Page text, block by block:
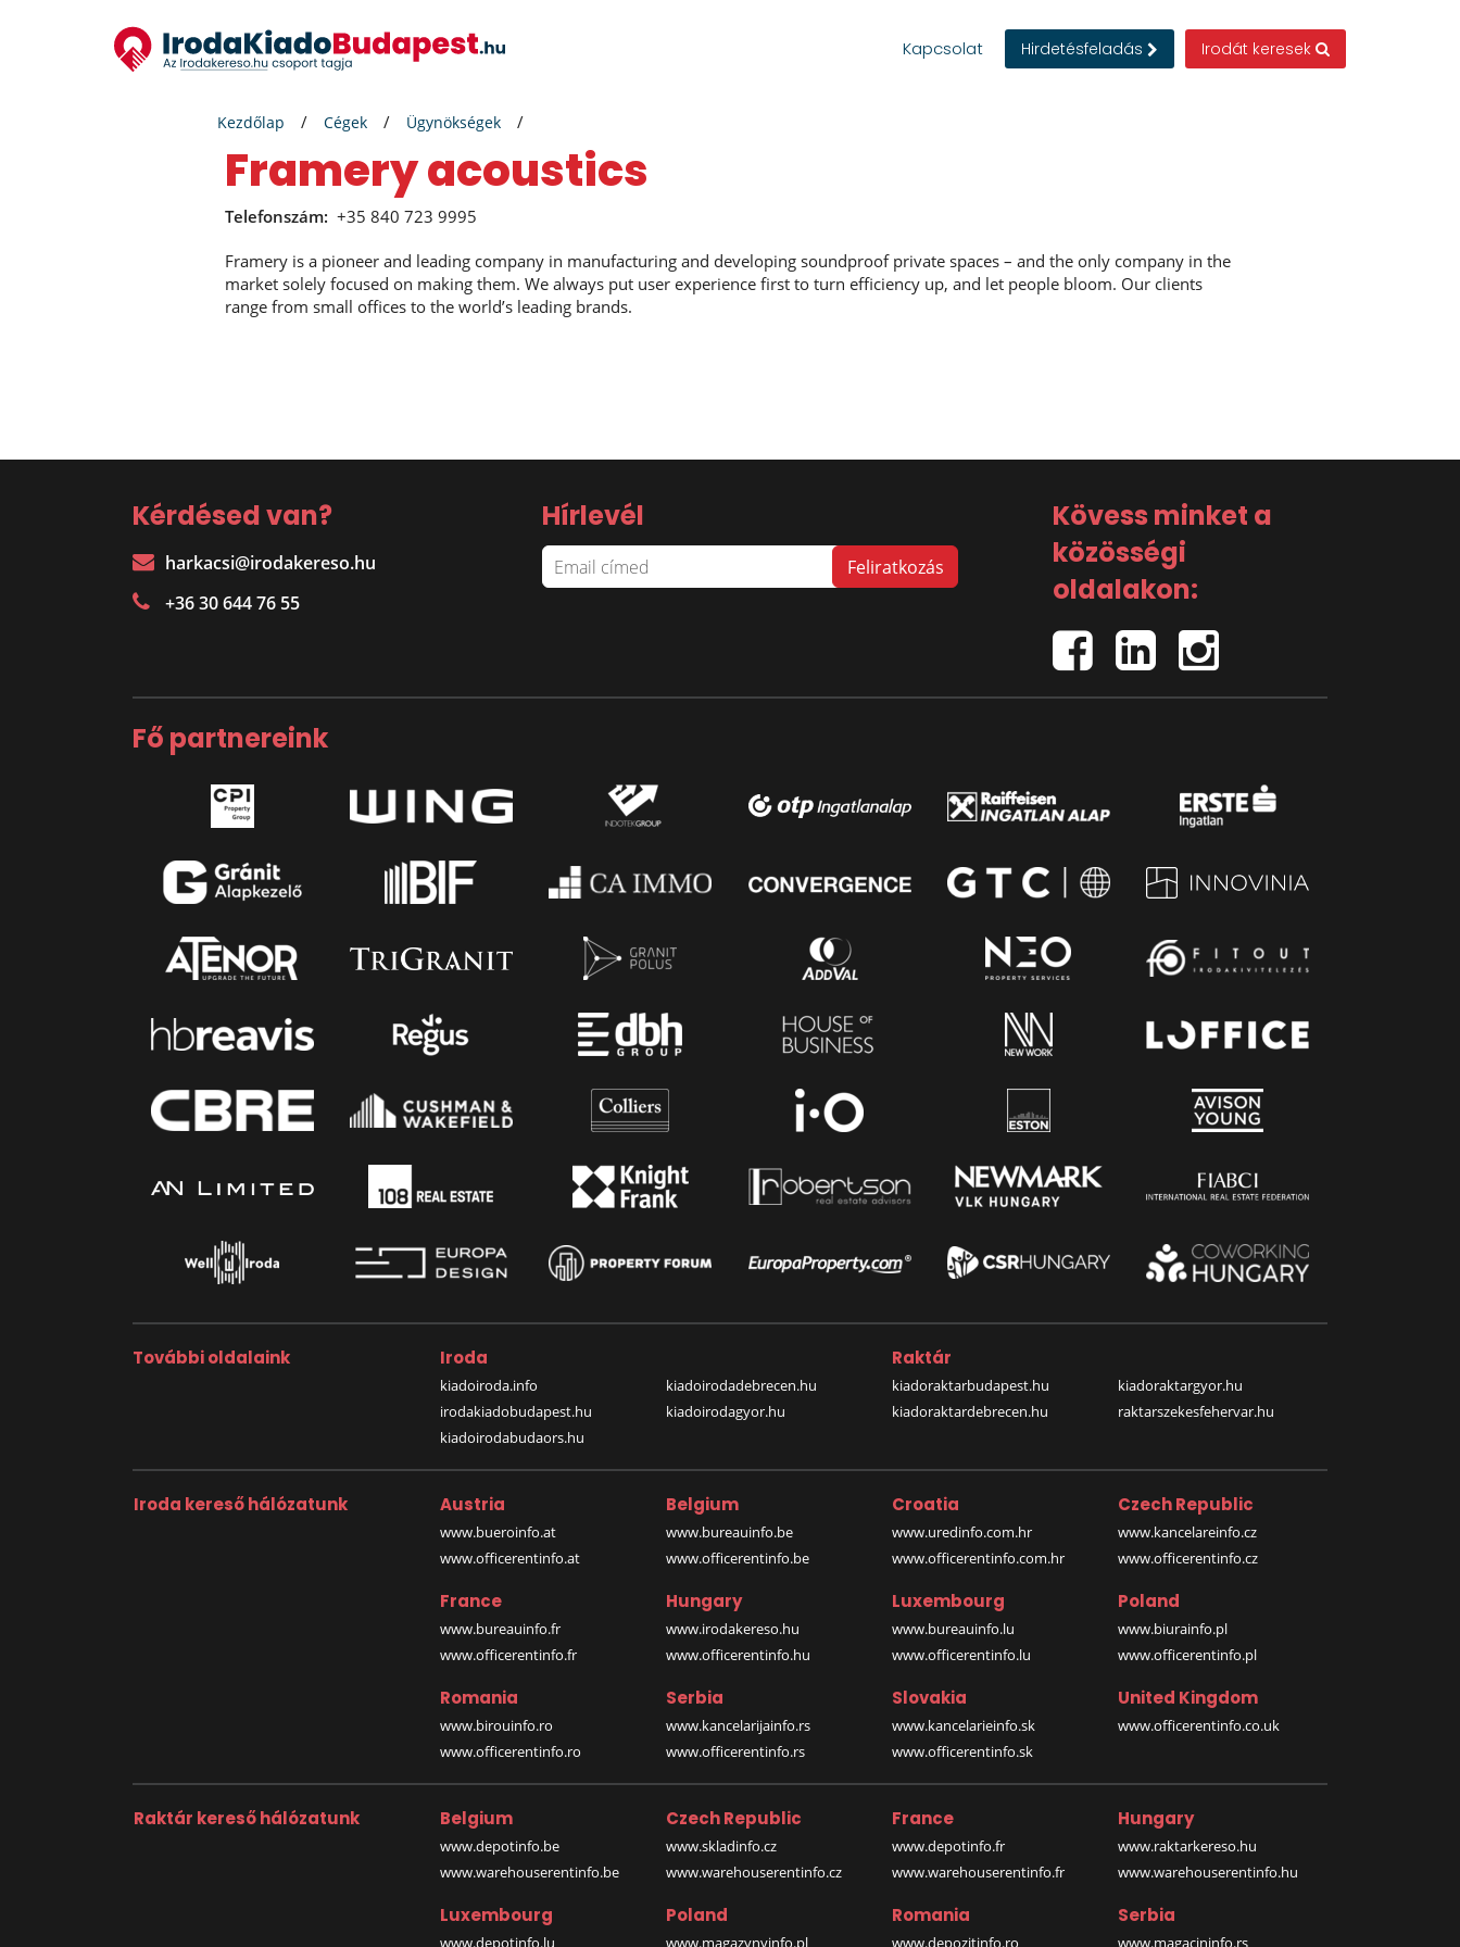
Kapcsolat Hirdetésfeladás Irodát keresek
Kezdőlap Cégek Ügynökségek
framery acoustics
Telefonszám: +35 840 723 9995
Framery is a pioneer and leading company in manufacturing and developing soundproof private spaces – and the only company in the
market solely focused on making them. We always put user experience first to turn efficiency up, and let people bloom. Our clients
range from small offices to the world’s leading brands.
Kérdésed van?
harkacsi@irodakereso.hu
+36 30 644 76 55
Hírlevél
Kövess minket a
közösségi
oldalakon:
Fő partnereink
További oldalaink Iroda
kiadoiroda.info
irodakiadobudapest.hu
kiadoirodabudaors.hu
kiadoirodadebrecen.hu
kiadoirodagyor.hu
Raktár
kiadoraktarbudapest.hu
kiadoraktardebrecen.hu
kiadoraktargyor.hu
raktarszekesfehervar.hu
Iroda kereső hálózatunk Austria
www.bueroinfo.at
www.officerentinfo.at
Belgium
www.bureauinfo.be
www.officerentinfo.be
Croatia
www.uredinfo.com.hr
www.officerentinfo.com.hr
Czech Republic
www.kancelareinfo.cz
www.officerentinfo.cz
France
www.bureauinfo.fr
www.officerentinfo.fr
Hungary
www.irodakereso.hu
www.officerentinfo.hu
Luxembourg
www.bureauinfo.lu
www.officerentinfo.lu
Poland
www.biurainfo.pl
www.officerentinfo.pl
Romania
www.birouinfo.ro
www.officerentinfo.ro
Serbia
www.kancelarijainfo.rs
www.officerentinfo.rs
Slovakia
www.kancelarieinfo.sk
www.officerentinfo.sk
United Kingdom
www.officerentinfo.co.uk
Raktár kereső hálózatunk Belgium
www.depotinfo.be
www.warehouserentinfo.be
Czech Republic
www.skladinfo.cz
www.warehouserentinfo.cz
France
www.depotinfo.fr
www.warehouserentinfo.fr
Hungary
www.raktarkereso.hu
www.warehouserentinfo.hu
Luxembourg
www.depotinfo.lu
Poland
www.magazynyinfo.pl
Romania
www.depozitinfo.ro
Serbia
www.magacininfo.rs